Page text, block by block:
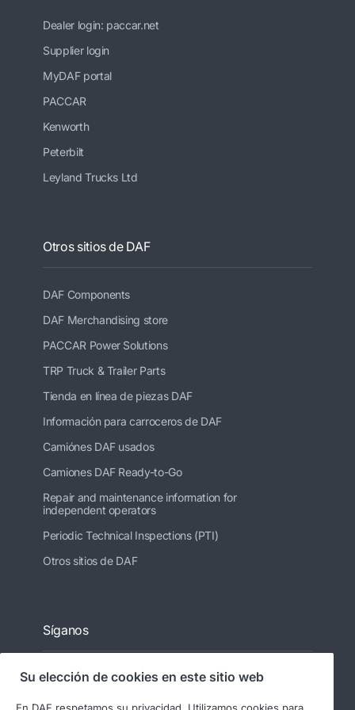
Dealer login: paccar.net
Supplier login
MyDAF portal
PACCAR
Kenworth
Peterbilt
Leyland Trucks Ltd
Otros sitios de DAF
DAF Components
DAF Merchandising store
PACCAR Power Solutions
TRP Truck & Trailer Parts
Tienda en línea de piezas DAF
Información para carroceros de DAF
Camiónes DAF usados
Camiones DAF Ready-to-Go
Repair and maintenance information for
independent operators
Periodic Technical Inspections (PTI)
Otros sitios de DAF
Síganos
Su elección de cookies en este sitio web